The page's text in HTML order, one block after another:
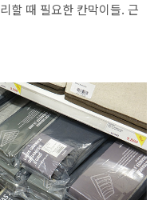
할 때 필요한 칸막이들. 근